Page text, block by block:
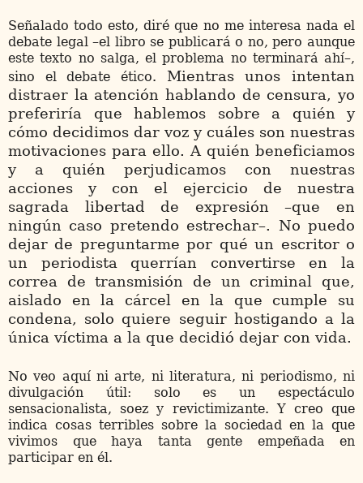
Señalado todo esto, diré que no me interesa nada el
debate legal –el libro se publicará o no, pero aunque
este texto no salga, el problema no terminará ahí–,
sino el debate ético. Mientras unos intentan
distraer la atención hablando de censura, yo
preferiría que hablemos sobre a quién y
cómo decidimos dar voz y cuáles son nuestras
motivaciones para ello. A quién beneficiamos
y a quién perjudicamos con nuestras
acciones y con el ejercicio de nuestra
sagrada libertad de expresión –que en
ningún caso pretendo estrechar–. No puedo
dejar de preguntarme por qué un escritor o
un periodista querrían convertirse en la
correa de transmisión de un criminal que,
aislado en la cárcel en la que cumple su
condena, solo quiere seguir hostigando a la
única víctima a la que decidió dejar con vida.
No veo aquí ni arte, ni literatura, ni periodismo, ni
divulgación útil: solo es un espectáculo
sensacionalista, soez y revictimizante. Y creo que
indica cosas terribles sobre la sociedad en la que
vivimos que haya tanta gente empeñada en
participar en él.